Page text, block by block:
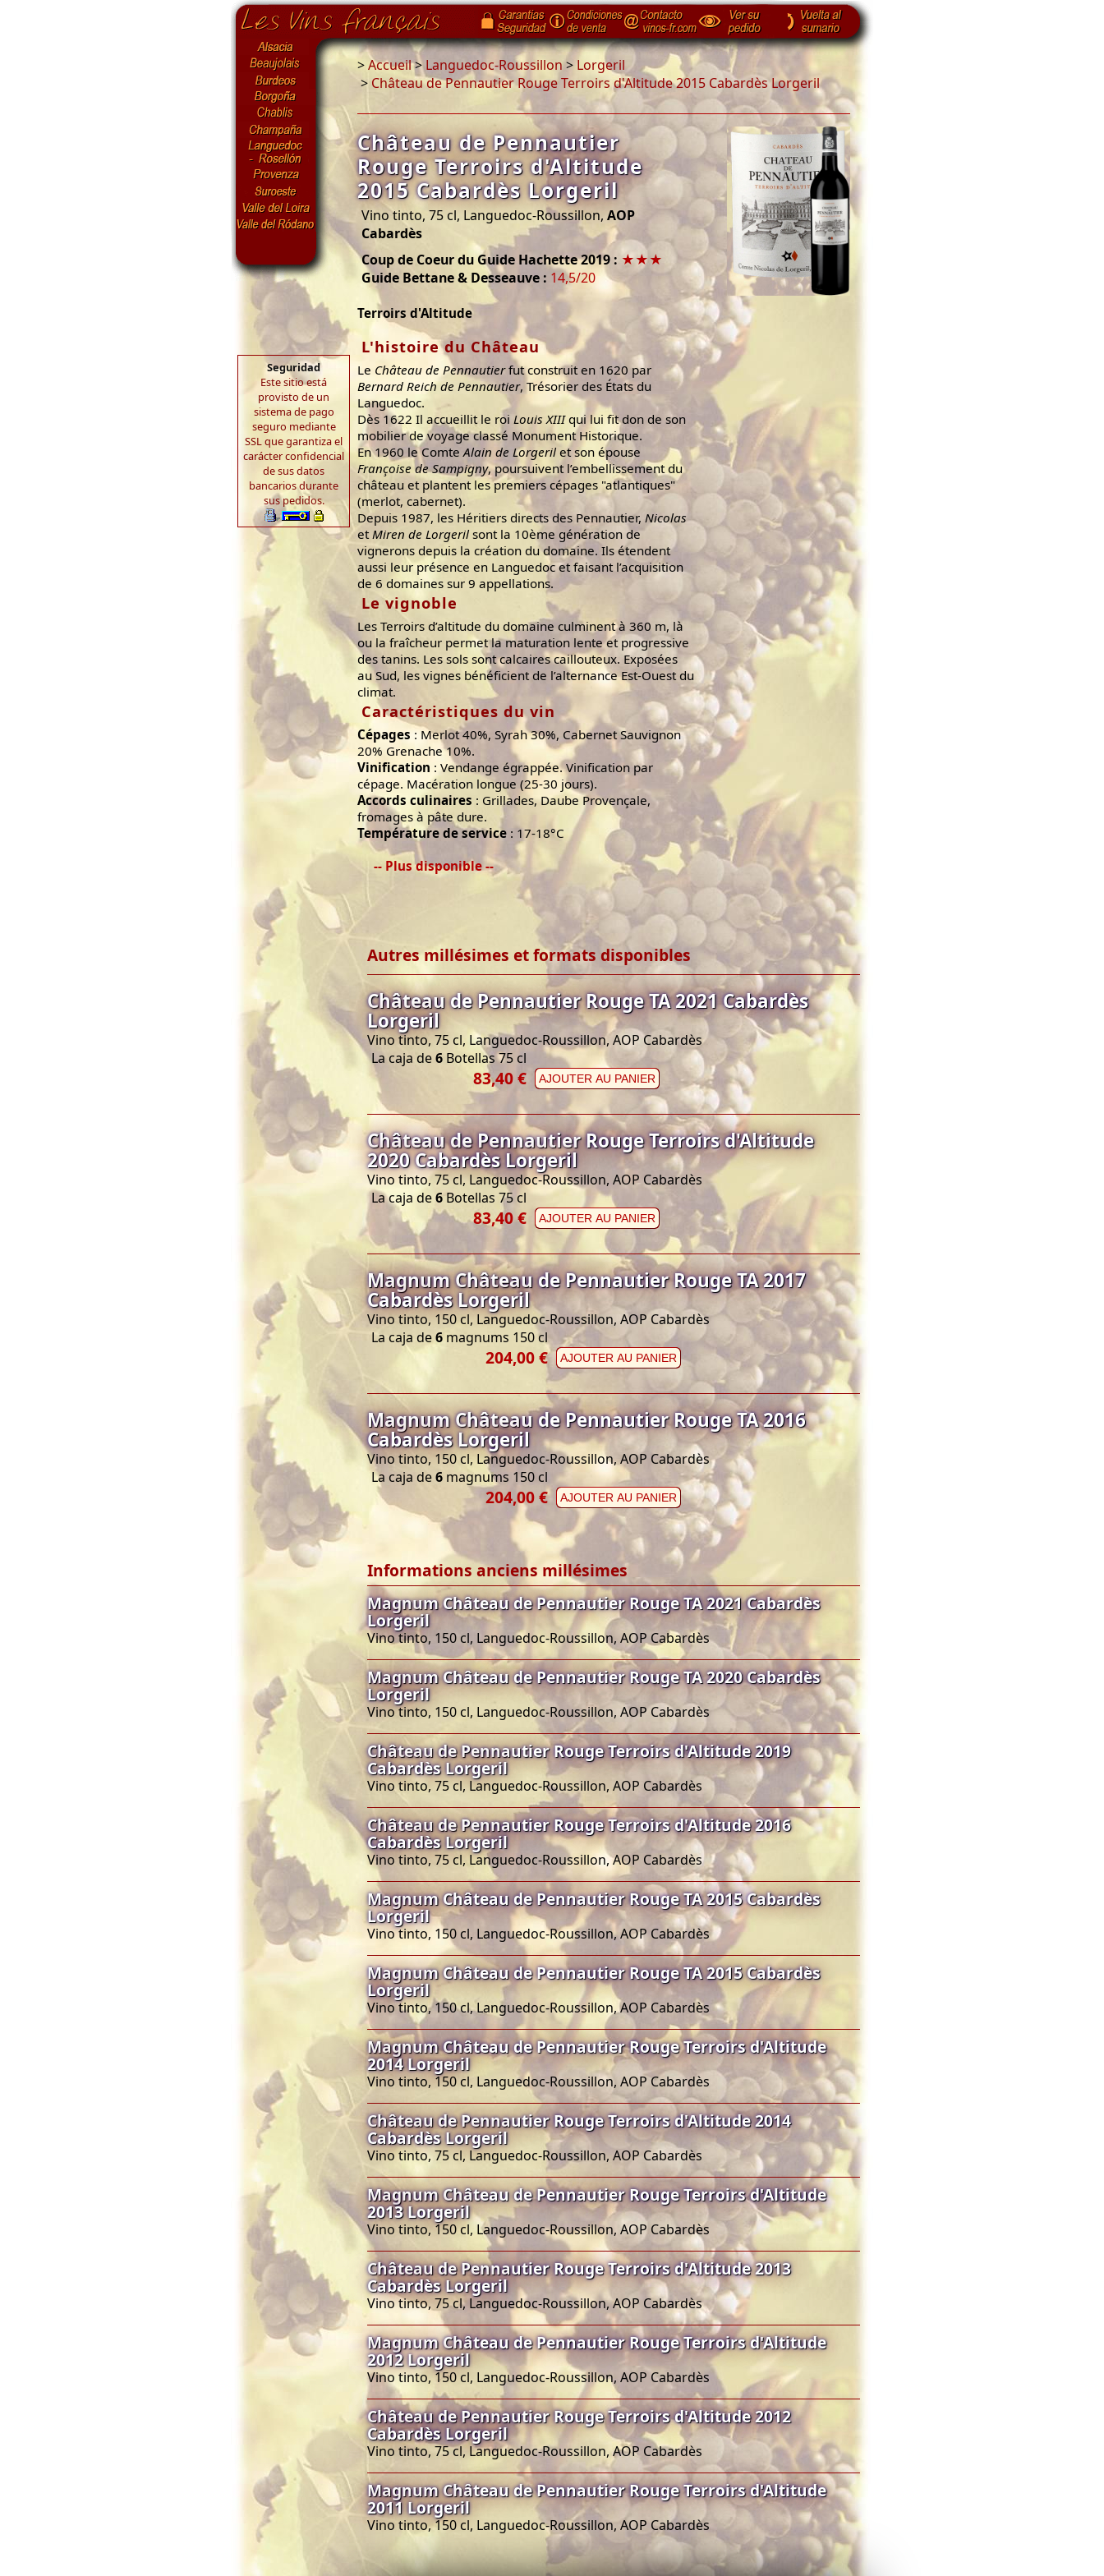
Seguridad
Este sitio está
provisto de un
sistema de pago
seguro mediante
SSL que garantiza el
carácter confidencial
de sus datos
bancarios durante
sus pedidos.
>Accueil>Languedoc-Roussillon> Lorgeril
> Château de Pennautier Rouge Terroirs d'Altitude 2015 Cabardès Lorgeril
Château de Pennautier
Rouge Terroirs d'Altitude
2015 Cabardès Lorgeril
Vino tinto, 75 cl, Languedoc-Roussillon, AOP
Cabardès
Coup de Coeur du Guide Hachette 2019 : ★★★
Guide Bettane & Desseauve : 14,5/20
Terroirs d'Altitude
L'histoire du Château
Le Château de Pennautierfut construit en 1620 par
Bernard Reich de Pennautier, Trésorier des États du
Languedoc.
Dès 1622 Il accueillit le roi Louis XIIIqui lui fit don de son
mobilier de voyage classé Monument Historique.
En 1960 le ComteAlain de Lorgerilet son épouse
Françoise de Sampigny, poursuivent l’embellissement du
château et plantent les premiers cépages "atlantiques"
(merlot, cabernet).
Depuis 1987, les Héritiers directs des Pennautier, Nicolas
etMiren de Lorgeril sont la 10ème génération de
vignerons depuis la création du domaine. Ils étendent
aussi leur présence en Languedoc et faisant l’acquisition
de 6 domaines sur 9 appellations.
Le vignoble
Les Terroirs d’altitude du domaine culminent à 360 m, là
ou la fraîcheur permet la maturation lente et progressive
des tanins. Les sols sont calcaires caillouteux. Exposées
au Sud, les vignes bénéficient de l’alternance Est-Ouest du
climat.
Caractéristiques du vin
Cépages : Merlot 40%, Syrah 30%, Cabernet Sauvignon
20% Grenache 10%.
Vinification : Vendange égrappée. Vinification par
cépage. Macération longue (25-30 jours).
Accords culinaires : Grillades, Daube Provençale,
fromages à pâte dure.
Température de service : 17-18°C
-- Plus disponible --
Autres millésimes et formats disponibles
Château de Pennautier Rouge TA 2021 Cabardès
Lorgeril
Vino tinto, 75 cl, Languedoc-Roussillon, AOP Cabardès
La caja de6 Botellas 75 cl
83,40 € AJOUTER AU PANIER
Château de Pennautier Rouge Terroirs d'Altitude
2020 Cabardès Lorgeril
Vino tinto, 75 cl, Languedoc-Roussillon, AOP Cabardès
La caja de6 Botellas 75 cl
83,40 € AJOUTER AU PANIER
Magnum Château de Pennautier Rouge TA 2017
Cabardès Lorgeril
Vino tinto, 150 cl, Languedoc-Roussillon, AOP Cabardès
La caja de6 magnums 150 cl
204,00 € AJOUTER AU PANIER
Magnum Château de Pennautier Rouge TA 2016
Cabardès Lorgeril
Vino tinto, 150 cl, Languedoc-Roussillon, AOP Cabardès
La caja de6 magnums 150 cl
204,00 € AJOUTER AU PANIER
Informations anciens millésimes
Magnum Château de Pennautier Rouge TA 2021 Cabardès
Lorgeril
Vino tinto, 150 cl, Languedoc-Roussillon, AOP Cabardès
Magnum Château de Pennautier Rouge TA 2020 Cabardès
Lorgeril
Vino tinto, 150 cl, Languedoc-Roussillon, AOP Cabardès
Château de Pennautier Rouge Terroirs d'Altitude 2019
Cabardès Lorgeril
Vino tinto, 75 cl, Languedoc-Roussillon, AOP Cabardès
Château de Pennautier Rouge Terroirs d'Altitude 2016
Cabardès Lorgeril
Vino tinto, 75 cl, Languedoc-Roussillon, AOP Cabardès
Magnum Château de Pennautier Rouge TA 2015 Cabardès
Lorgeril
Vino tinto, 150 cl, Languedoc-Roussillon, AOP Cabardès
Magnum Château de Pennautier Rouge TA 2015 Cabardès
Lorgeril
Vino tinto, 150 cl, Languedoc-Roussillon, AOP Cabardès
Magnum Château de Pennautier Rouge Terroirs d'Altitude
2014 Lorgeril
Vino tinto, 150 cl, Languedoc-Roussillon, AOP Cabardès
Château de Pennautier Rouge Terroirs d'Altitude 2014
Cabardès Lorgeril
Vino tinto, 75 cl, Languedoc-Roussillon, AOP Cabardès
Magnum Château de Pennautier Rouge Terroirs d'Altitude
2013 Lorgeril
Vino tinto, 150 cl, Languedoc-Roussillon, AOP Cabardès
Château de Pennautier Rouge Terroirs d'Altitude 2013
Cabardès Lorgeril
Vino tinto, 75 cl, Languedoc-Roussillon, AOP Cabardès
Magnum Château de Pennautier Rouge Terroirs d'Altitude
2012 Lorgeril
Vino tinto, 150 cl, Languedoc-Roussillon, AOP Cabardès
Château de Pennautier Rouge Terroirs d'Altitude 2012
Cabardès Lorgeril
Vino tinto, 75 cl, Languedoc-Roussillon, AOP Cabardès
Magnum Château de Pennautier Rouge Terroirs d'Altitude
2011 Lorgeril
Vino tinto, 150 cl, Languedoc-Roussillon, AOP Cabardès